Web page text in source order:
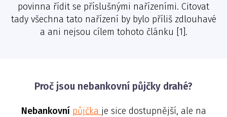
povinna řídit se příslušnými nařízeními. Citovat
tady všechna tato nařízení by bylo příliš zdlouhavé
a ani nejsou cílem tohoto článku [1].
Proč jsou nebankovní půjčky drahé?
Nebankovní půjčka je sice dostupnější, ale na